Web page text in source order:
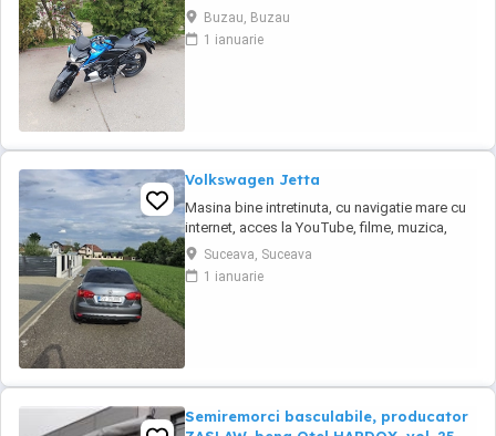
impecabila , fara cazaturi ITP valabil pana in
noiembrie 2027 Revizii si schimb de ulei in
service autorizat
Buzau, Buzau
1 ianuarie
Volkswagen Jetta
Masina bine intretinuta, cu navigatie mare cu
internet, acces la YouTube, filme, muzica,
spotify.
Suceava, Suceava
1 ianuarie
Semiremorci basculabile, producator